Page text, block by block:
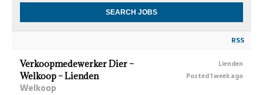
RSS
Verkoopmedewerker Dier –
Welkoop – Lienden
Welkoop
Lienden
Posted 1 week ago